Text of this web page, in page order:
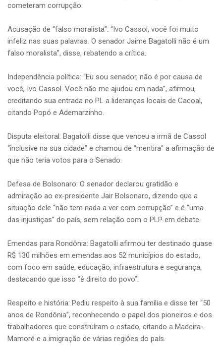
cometeram corrupção.
Acusação de “falso moralista”: “Ivo Cassol, você foi muito
infeliz nas suas palavras. O senador Jaime Bagatolli não é um
falso moralista”, disse, rebatendo a crítica.
Independência política: “Eu sou senador, não é por causa de
você, Ivo Cassol. Você não me ajudou em nada”, afirmou,
creditando sua entrada no PL a lideranças locais de Cacoal,
citando Popó e Ademarzinho.
Disputa eleitoral: Bagatolli disse que venceu a irmã de Cassol
“inclusive na sua cidade” e chamou de “mentira” a afirmação de
que não teria votos para o Senado.
Defesa de Bolsonaro: O senador declarou gratidão e
admiração ao ex-presidente Jair Bolsonaro, dizendo que a
situação dele “não tem nada a ver com corrupção” e é “uma
das injustiças” do país, sem relação com o PLP em debate.
Emendas para Rondônia: Bagatolli afirmou ter destinado quase
R$ 130 milhões em emendas aos 52 municípios do estado,
com foco em saúde, educação, infraestrutura e segurança,
destacando que isso “é direito do povo”.
Respeito e história: Pediu respeito à sua família e disse ter “50
anos de Rondônia”, reconhecendo o papel dos pioneiros e dos
trabalhadores que construíram o estado, citando a Madeira-
Mamoré e a imigração de várias regiões do país.